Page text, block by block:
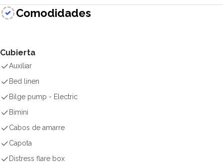
Comodidades
Cubierta
Auxiliar
Bed linen
Bilge pump - Electric
Bimini
Cabos de amarre
Capota
Distress flare box